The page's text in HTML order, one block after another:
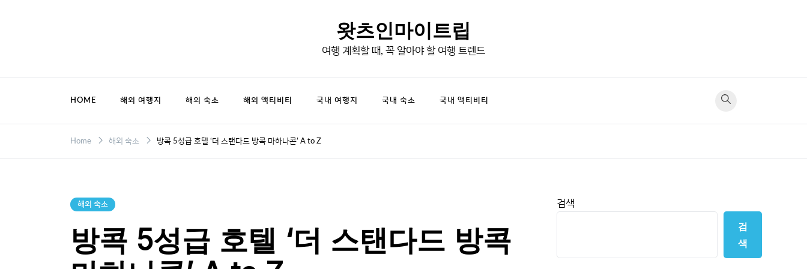
왓츠인마이트립
여행 계획할 때, 꼭 알아야 할 여행 트렌드
HOME 해외 여행지 해외 숙소 해외 액티비티 국내 여행지 국내 숙소 국내 액티비티
Home 해외 숙소 방콕 5성급 호텔 ‘더 스탠다드 방콕 마하나콘’ A to Z
해외 숙소
방콕 5성급 호텔 ‘더 스탠다드 방콕
검색
검
색